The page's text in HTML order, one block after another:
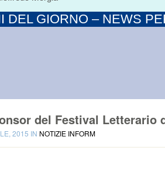
DEL GIORNO – NEWS
del Festival Letterario
2015 IN NOTIZIE INFORM